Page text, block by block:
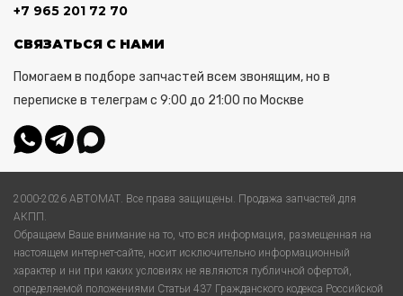
+7 965 201 72 70
СВЯЗАТЬСЯ С НАМИ
Помогаем в подборе запчастей всем звонящим, но в
переписке в телеграм с 9:00 до 21:00 по Москве
2000-2026 АВТОМАТ. Все права защищены. Продажа запчастей для
АКПП.
Обращаем Ваше внимание на то, что вся информация, размещенная на
настоящем интернет-сайте, носит исключительно информационный
характер и ни при каких условиях не являются публичной офертой,
определяемой положениями Статьи 437 Гражданского кодекса Российской